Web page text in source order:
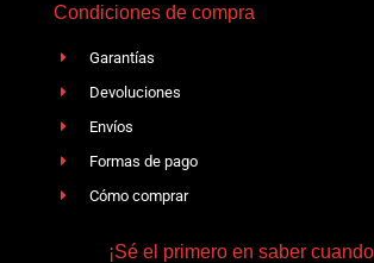
Condiciones de compra
Garantías
Devoluciones
Envíos
Formas de pago
Cómo comprar
¡Sé el primero en saber